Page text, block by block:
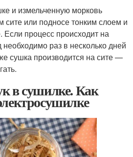
и измельченную морковь
или подносе тонким слоем и
процесс происходит на
раз в несколько дней
сушка производится на сите —
в сушилке. Как